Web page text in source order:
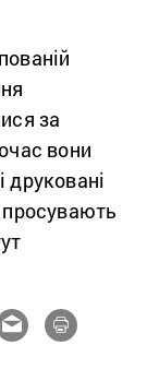
за
вони
друковані